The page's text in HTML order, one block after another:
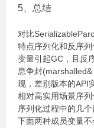
5、总结
对比
特点序列化和反序
变量引起GC，且反
息争封
现，差别版本的API
相对高实用场景序
序列化过程中的几个
下面两种成员变量不